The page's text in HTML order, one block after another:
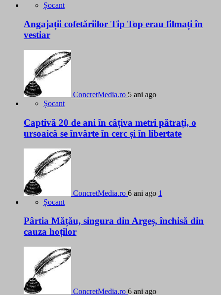
Șocant
Angajații cofetăriilor Tip Top erau filmați în
vestiar
ConcretMedia.ro 5 ani ago
Șocant
Captivă 20 de ani în câțiva metri pătrați, o
ursoaică se învârte în cerc și în libertate
ConcretMedia.ro 6 ani ago 1
Șocant
Pârtia Mățău, singura din Argeș, închisă din
cauza hoților
ConcretMedia.ro 6 ani ago